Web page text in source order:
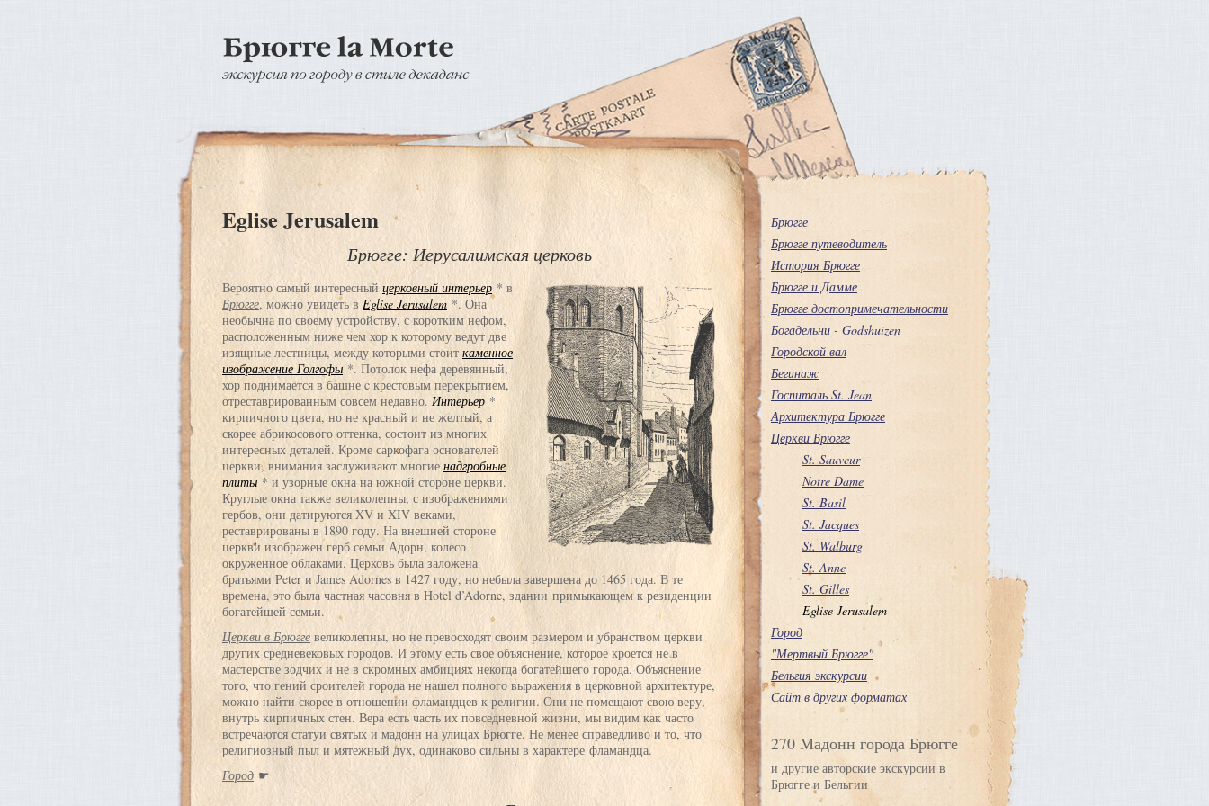
Eglise Jerusalem
Брюгге: Иерусалимская церковь
Вероятно самый интересный церковный интерьер * в
Брюгге, можно увидеть в Eglise Jerusalem *. Она
необычна по своему устройству, с коротким нефом,
расположенным ниже чем хор к которому ведут две
изящные лестницы, между которыми стоит каменное
изображение Голгофы *. Потолок нефа деревянный,
хор поднимается в башне c крестовым перекрытием,
отреставрированным совсем недавно. Интерьер *
кирпичного цвета, но не красный и не желтый, а
скорее абрикосового оттенка, состоит из многих
интересных деталей. Кроме саркофага основателей
церкви, внимания заслуживают многие надгробные
плиты * и узорные окна на южной стороне церкви.
Круглые окна также великолепны, с изображениями
гербов, они датируются XV и XIV веками,
реставрированы в 1890 году. На внешней стороне
церкви изображен герб семьи Адорн, колесо
окруженное облаками. Церковь была заложена
братьями Peter и James Adornes в 1427 году, но небыла завершена до 1465 года. В те
времена, это была частная часовня в Hotel d’Adorne, здании примыкающем к резиденции
богатейшей семьи.
Церкви в Брюгге великолепны, но не превосходят своим размером и убранством церкви
других средневековых городов. И этому есть свое объяснение, которое кроется не в
мастерстве зодчих и не в скромных амбициях некогда богатейшего города. Объяснение
того, что гений сроителей города не нашел полного выражения в церковной архитектуре,
можно найти скорее в отношении фламандцев к религии. Они не помещают свою веру,
внутрь кирпичных стен. Вера есть часть их повседневной жизни, мы видим как часто
встречаются статуи святых и мадонн на улицах Брюгге. Не менее справедливо и то, что
религиозный пыл и мятежный дух, одинаково сильны в характере фламандца.
Город ☛
Брюгге
Брюгге путеводитель
История Брюгге
Брюгге и Дамме
Брюгге достопримечательности
Богадельни - Godshuizen
Городской вал
Бегинаж
Госпиталь St. Jean
Архитектура Брюгге
Церкви Брюгге
St. Sauveur
Notre Dame
St. Basil
St. Jacques
St. Walburg
St. Anne
St. Gilles
Eglise Jerusalem
Город
"Мертвый Брюгге"
Бельгия экскурсии
Сайт в других форматах
270 Мадонн города Брюгге
и другие авторские экскурсии в
Брюгге и Бельгии